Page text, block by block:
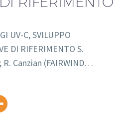
UV-C, SVILUPPO
DI RIFERIMENTO S.
R. Canzian (FAIRWIND…